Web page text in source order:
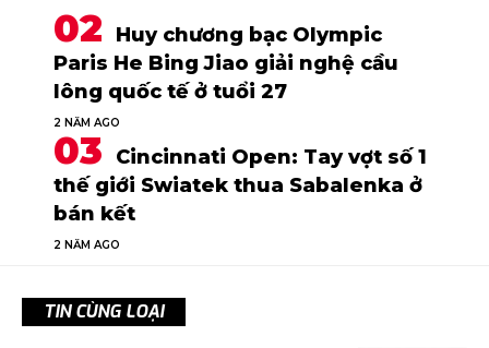
Huy chương bạc Olympic
Paris He Bing Jiao giải nghệ cầu
lông quốc tế ở tuổi 27
2 NĂM AGO
Cincinnati Open: Tay vợt số 1
thế giới Swiatek thua Sabalenka ở
bán kết
2 NĂM AGO
TIN CÙNG LOẠI